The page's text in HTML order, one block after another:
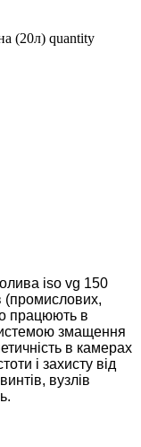
(20л) quantity
iso vg 150
(промислових,
працюють в
змащення
в камерах
і захисту від
вузлів